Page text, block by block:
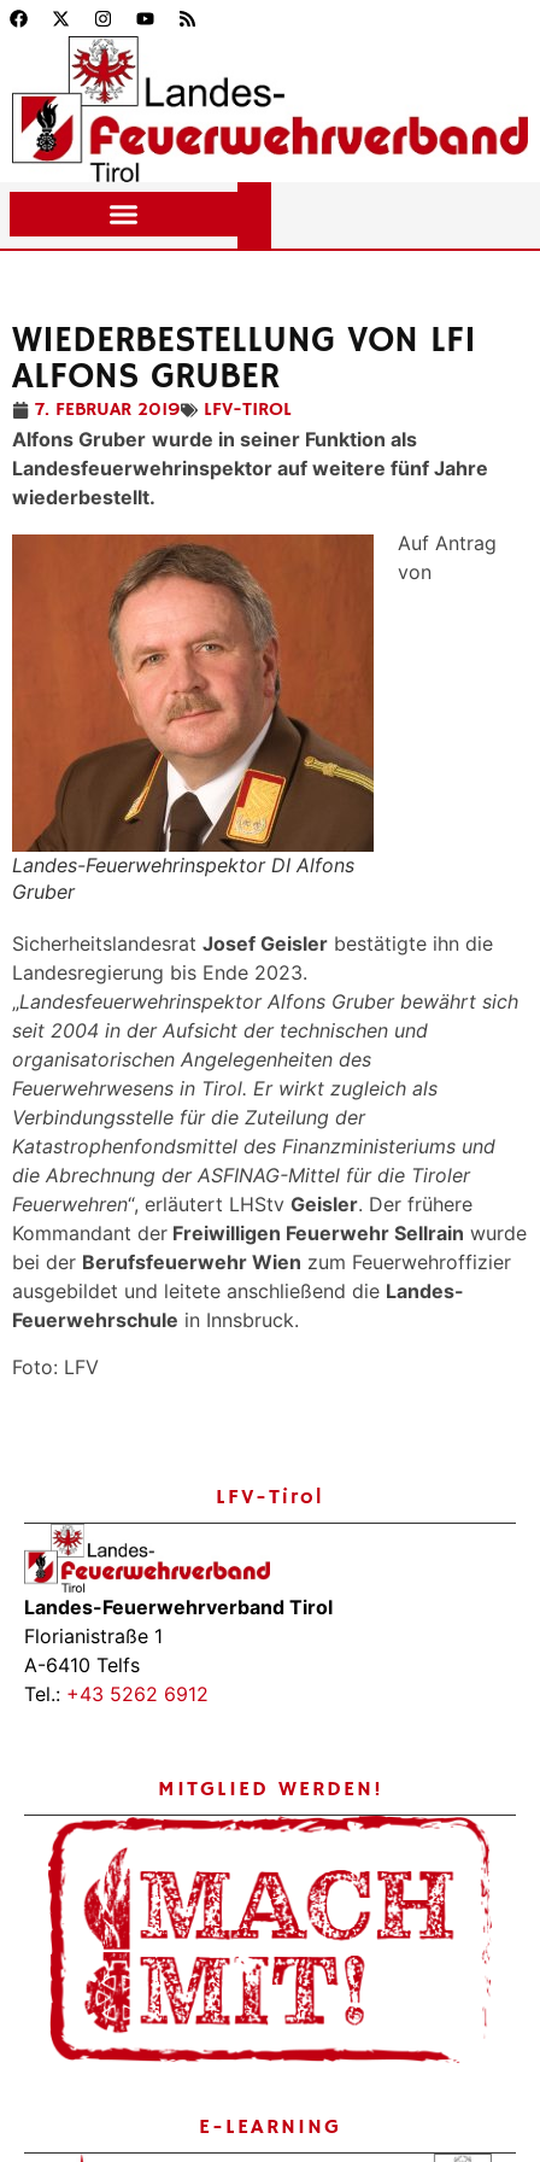
WIEDERBESTELLUNG VON LFI
ALFONS GRUBER
7. FEBRUAR 2019
LFV-TIROL
Alfons Gruber wurde in seiner Funktion als
Landesfeuerwehrinspektor auf weitere fünf Jahre
wiederbestellt.
Landes-Feuerwehrinspektor DI Alfons
Gruber
Auf Antrag
von
Sicherheitslandesrat Josef Geisler bestätigte ihn die
Landesregierung bis Ende 2023.
„Landesfeuerwehrinspektor Alfons Gruber bewährt sich
seit 2004 in der Aufsicht der technischen und
organisatorischen Angelegenheiten des
Feuerwehrwesens in Tirol. Er wirkt zugleich als
Verbindungsstelle für die Zuteilung der
Katastrophenfondsmittel des Finanzministeriums und
die Abrechnung der ASFINAG-Mittel für die Tiroler
Feuerwehren“, erläutert LHStv Geisler. Der frühere
Kommandant der Freiwilligen Feuerwehr Sellrain wurde
bei der Berufsfeuerwehr Wien zum Feuerwehroffizier
ausgebildet und leitete anschließend die Landes-
Feuerwehrschule in Innsbruck.
Foto: LFV
LFV-Tirol
Landes-Feuerwehrverband Tirol
Florianistraße 1
A-6410 Telfs
Tel.: +43 5262 6912
MITGLIED WERDEN!
E-LEARNING